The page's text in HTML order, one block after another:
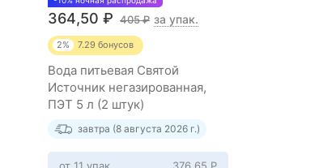
364,50 ₽ 405₽ за упак.
2% 7.29 бонусов
Вода питьевая Святой
Источник негазированная,
ПЭТ 5 л (2 штук)
завтра (8 августа 2026 г.)